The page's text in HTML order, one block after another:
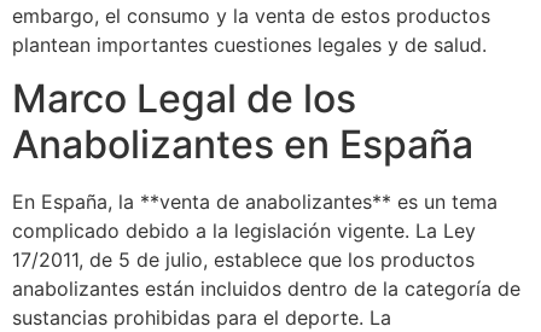
embargo, el consumo y la venta de estos productos
plantean importantes cuestiones legales y de salud.
Marco Legal de los
Anabolizantes en España
En España, la **venta de anabolizantes** es un tema
complicado debido a la legislación vigente. La Ley
17/2011, de 5 de julio, establece que los productos
anabolizantes están incluidos dentro de la categoría de
sustancias prohibidas para el deporte. La